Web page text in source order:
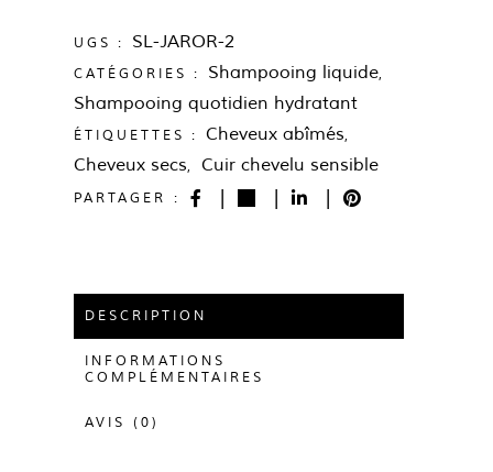
UGS : SL-JAROR-2
CATÉGORIES : Shampooing liquide,
Shampooing quotidien hydratant
ÉTIQUETTES : Cheveux abîmés,
Cheveux secs, Cuir chevelu sensible
PARTAGER :
DESCRIPTION
INFORMATIONS
COMPLÉMENTAIRES
AVIS (0)